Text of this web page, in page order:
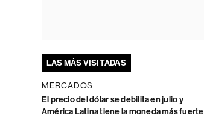
LAS MÁS VISITADAS
MERCADOS
El precio del dólar se debilita en julio y
América Latina tiene la moneda más fuerte